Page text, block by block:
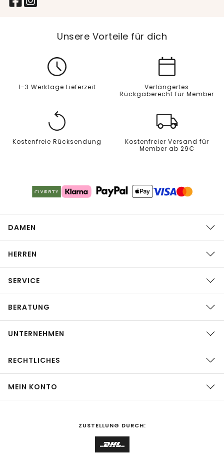
Unsere Vorteile für dich
1-3 Werktage Lieferzeit
Verlängertes
Rückgaberecht für Member
Kostenfreie Rücksendung
Kostenfreier Versand für
Member ab 29€
DAMEN
HERREN
SERVICE
BERATUNG
UNTERNEHMEN
RECHTLICHES
MEIN KONTO
ZUSTELLUNG DURCH: